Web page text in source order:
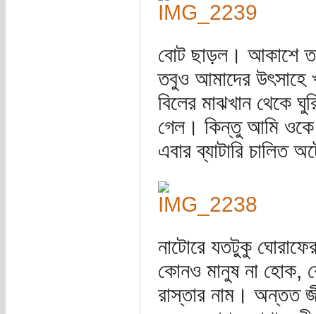
বোট ছাড়ল। আকাশে
তবুও আমাদের উৎসাহে
বিলের মাঝখান থেকে
গেল। কিন্তু আমি ওকে
এবার ব্যাটারি চালিত
নাটোরে যতটুকু
কোনও মানুষ না হোক,
রাস্তার নাম। অন্তত